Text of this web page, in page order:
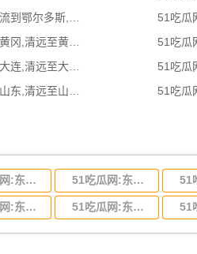
51吃瓜网:清远到黄冈物流公司,清远整车物流到黄冈,清远至黄冈物流专线 - 天南
51吃瓜网:清远到大连物流公司,清远整车物流到大连,清远至大连物流专线 - 天南
51吃瓜
51吃瓜
51吃瓜
51吃瓜
51吃瓜网:东莞到河北省物流专线,东莞到河北省物流公司 51吃瓜网:东莞到吉林省物流运输,东莞到吉林省物流公司
51吃瓜网:东莞到山东省物流专线,东莞到山东省物流公司 51吃瓜网:东莞到江苏物流专线运输,东莞到江苏省物流公司